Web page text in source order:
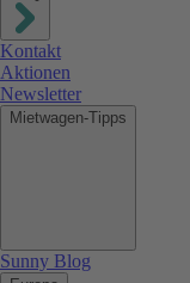
Kontakt
Aktionen
Newsletter
Mietwagen-Tipps
Sunny Blog